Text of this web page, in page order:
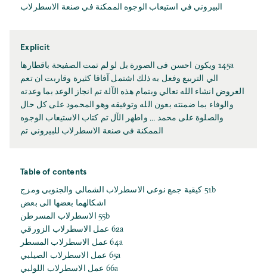
البيروني في استيعاب الوجوه الممكنة في صنعة الاسطرلاب
Explicit
145a ويكون احسن فى الصورة بل لو لم تمت الصفيحة باقطارها
الي التربيع وفعل به ذلك اشتمل آفاقا كثيرة وقاربت ان تعم
العروض انشاء الله تعالي وبتمام هذه الآلة تم انجاز الوعد بما وعدته
والوفاء بما ضمنته بعون الله وتوفيقه وهو المحمود على كل حال
والصلوة على محمد ... واطهر الآل تم كتاب الاستيعاب الوجوه
الممكنة في صنعة الاسطرلاب للبيروني تم
Table of contents
51b كيقية جمع نوعي الاسطرلاب الشمالي والجنوبي ومزج
اشكالهما بعضها الى بعض
55b الاسطرلاب المسرطن
62a عمل الاسطرلاب الزورقي
64a عمل الاسطرلاب المسطر
65a عمل الاسطرلاب الصيلبي
66a عمل الاسطرلاب اللولبي